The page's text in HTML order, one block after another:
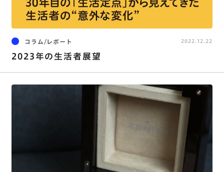
コラム/レポート
2023年の生活者展望
2022.12.22